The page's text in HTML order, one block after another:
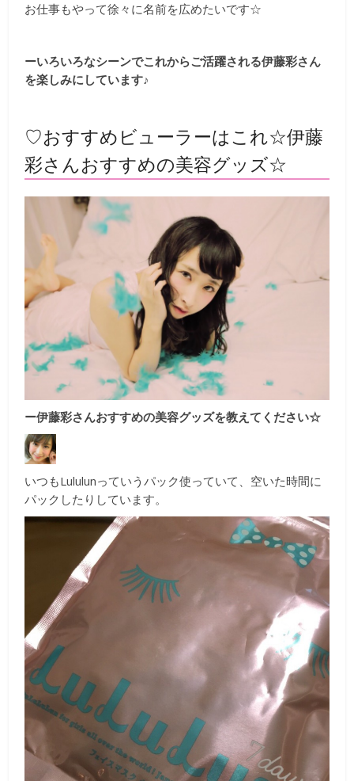
お仕事もやって徐々に名前を広めたいです☆
ーいろいろなシーンでこれからご活躍される伊藤彩さん
を楽しみにしています♪
♡おすすめビューラーはこれ☆伊藤
彩さんおすすめの美容グッズ☆
ー伊藤彩さんおすすめの美容グッズを教えてください☆
いつもLululunっていうパック使っていて、空いた時間に
パックしたりしています。